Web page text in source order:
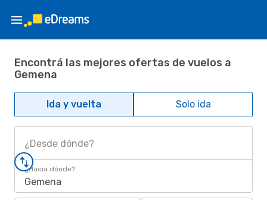
Encontrá las mejores ofertas de vuelos a
Gemena
Ida y vuelta Solo ida
¿Desde dónde?
¿Hacia dónde?
Gemena